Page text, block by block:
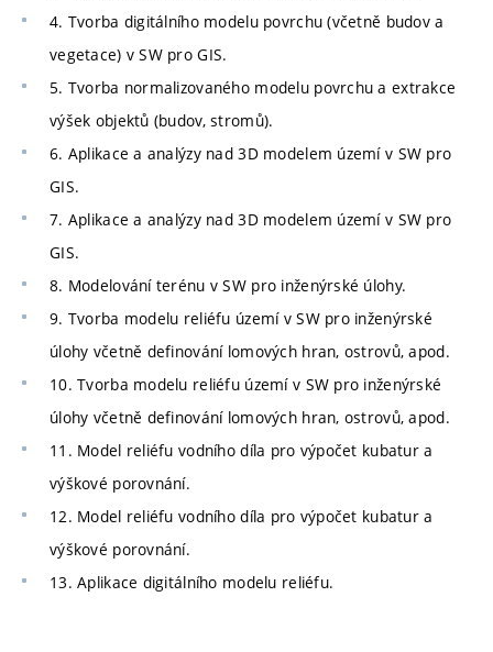
4. Tvorba digitálního modelu povrchu (včetně budov a
vegetace) v SW pro GIS.
5. Tvorba normalizovaného modelu povrchu a extrakce
výšek objektů (budov, stromů).
6. Aplikace a analýzy nad 3D modelem území v SW pro
GIS.
7. Aplikace a analýzy nad 3D modelem území v SW pro
GIS.
8. Modelování terénu v SW pro inženýrské úlohy.
9. Tvorba modelu reliéfu území v SW pro inženýrské
úlohy včetně definování lomových hran, ostrovů, apod.
10. Tvorba modelu reliéfu území v SW pro inženýrské
úlohy včetně definování lomových hran, ostrovů, apod.
11. Model reliéfu vodního díla pro výpočet kubatur a
výškové porovnání.
12. Model reliéfu vodního díla pro výpočet kubatur a
výškové porovnání.
13. Aplikace digitálního modelu reliéfu.